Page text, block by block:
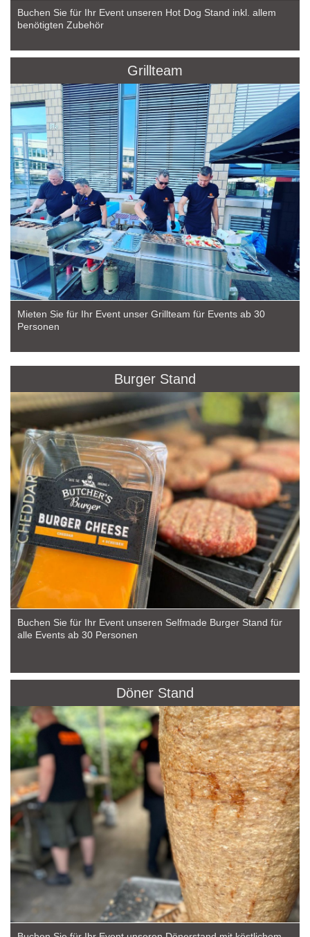
Buchen Sie für Ihr Event unseren Hot Dog Stand inkl. allem
benötigten Zubehör
Grillteam
Mieten Sie für Ihr Event unser Grillteam für Events ab 30
Personen
Burger Stand
Buchen Sie für Ihr Event unseren Selfmade Burger Stand für
alle Events ab 30 Personen
Döner Stand